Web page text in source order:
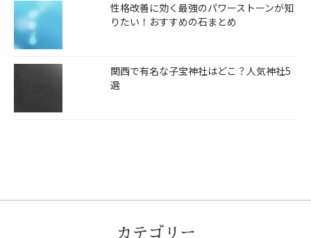
性格改善に効く最強のパワーストーンが知
りたい！おすすめの石まとめ
関西で有名な子宝神社はどこ？人気神社5
選
カテゴリー